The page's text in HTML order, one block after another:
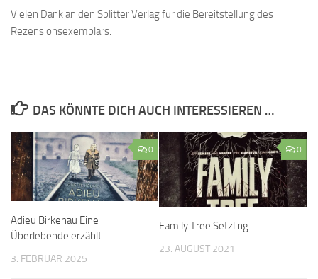
Vielen Dank an den Splitter Verlag für die Bereitstellung des
Rezensionsexemplars.
DAS KÖNNTE DICH AUCH INTERESSIEREN …
0
Adieu Birkenau Eine
Überlebende erzählt
3. FEBRUAR 2025
0
Family Tree Setzling
23. AUGUST 2021